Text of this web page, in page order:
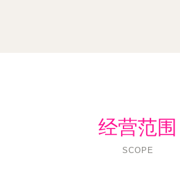
经营范围
SCOPE